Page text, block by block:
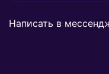
Написать в